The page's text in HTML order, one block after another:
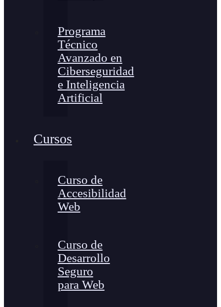
Programa
Técnico
Avanzado en
Ciberseguridad
e Inteligencia
Artificial
Cursos
Curso de
Accesibilidad
Web
Curso de
Desarrollo
Seguro
para Web